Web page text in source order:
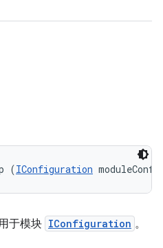
(IConfiguration
于模块 IConfiguration 。